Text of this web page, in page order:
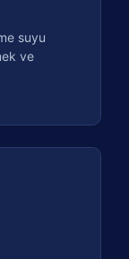
suyu
ve